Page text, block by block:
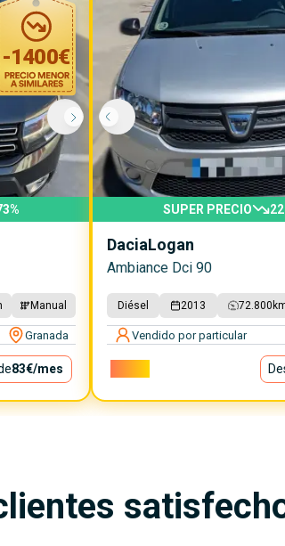
-1400€
%
Manual
Granada
83€/mes
SUPER PRECIO
DaciaLogan
Ambiance Dci 90
Diésel 2013 72.800
Vendido por particular